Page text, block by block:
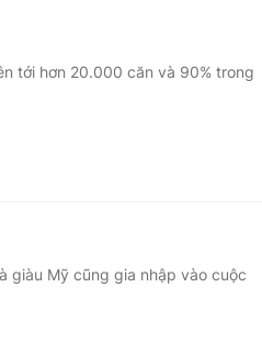
Học trực tuyến
tới hơn 20.000 căn và 90% trong
giàu Mỹ cũng gia nhập vào cuộc